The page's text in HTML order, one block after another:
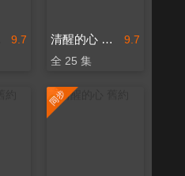
9.7 9.7
清醒的心 舊約
全 25 集